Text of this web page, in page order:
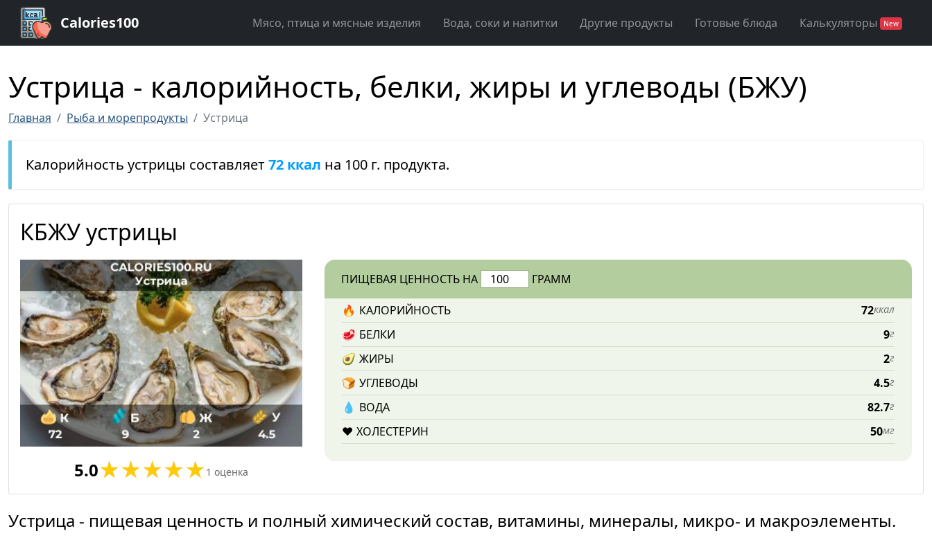
Calories100 Мясо, птица и мясные изделия Вода, соки и напитки Другие продукты Готовые блюда Калькуляторы New
Устрица - калорийность, белки, жиры и углеводы (БЖУ)
Главная Рыба и морепродукты Устрица
Калорийность устрицы составляет72 ккал на 100 г. продукта.
КБЖУ устрицы
5.0 1 оценка
ПИЩЕВАЯ ЦЕННОСТЬ НА ГРАММ
🔥 КАЛОРИЙНОСТЬ 72ккал
🥩 БЕЛКИ 9г
🥑 ЖИРЫ 2г
🍞 УГЛЕВОДЫ 4.5г
💧️ ВОДА 82.7г
❤️ ХОЛЕСТЕРИН 50мг
Устрица - пищевая ценность и полный химический состав, витамины, минералы, микро- и макроэлементы.